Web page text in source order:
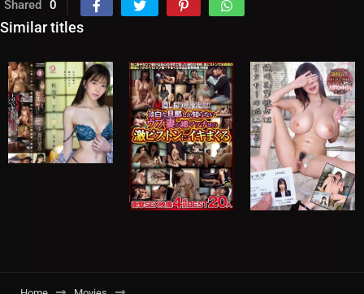
Shared 0
Similar titles